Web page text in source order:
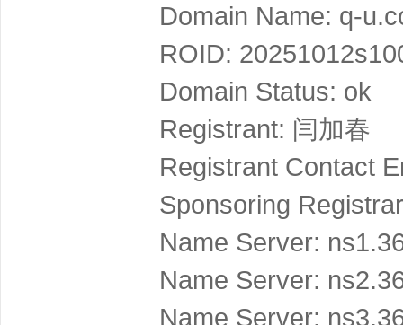
Domain Name: q-
ROID:
Domain Status: ok
Registrant: 闫加春
Registrant Contact
Sponsoring
Name Server:
Name Server:
Name Server: